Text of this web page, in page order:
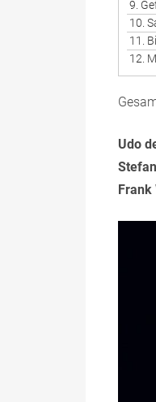
9.
10.
11.
12.
Udo
Frank